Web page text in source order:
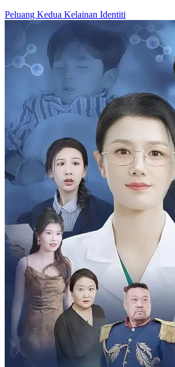
Peluang Kedua Kelainan Identiti